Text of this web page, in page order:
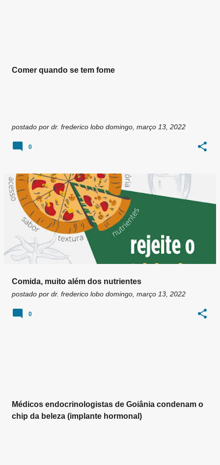
Comer quando se tem fome
postado por dr. frederico lobo domingo, março 13, 2022
0
Comida, muito além dos nutrientes
postado por dr. frederico lobo domingo, março 13, 2022
0
Médicos endocrinologistas de Goiânia condenam o
chip da beleza (implante hormonal)